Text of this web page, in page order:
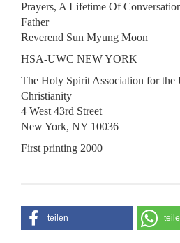
Prayers, A Lifetime Of
Father
Reverend Sun Myung Moon
HSA-UWC NEW YORK
The Holy Spirit Association for
Christianity
4 West 43rd Street
New York, NY 10036
First printing 2000
teilen